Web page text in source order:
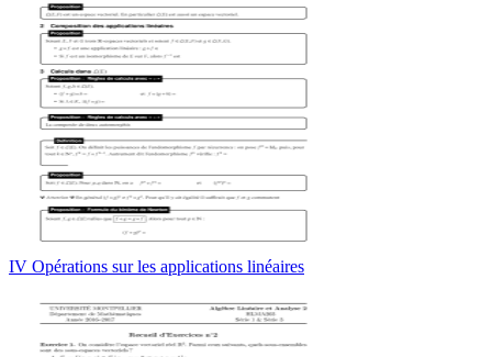
IV Opérations sur les applications linéaires